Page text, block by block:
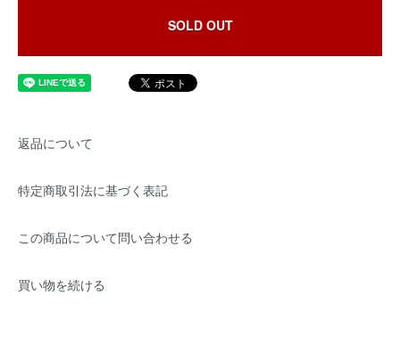
SOLD OUT
返品について
特定商取引法に基づく表記
この商品について問い合わせる
買い物を続ける